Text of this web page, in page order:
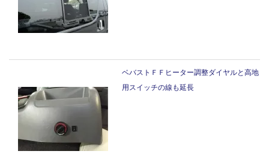
ベバストＦＦヒーター調整ダイヤルと高地
用スイッチの線も延長